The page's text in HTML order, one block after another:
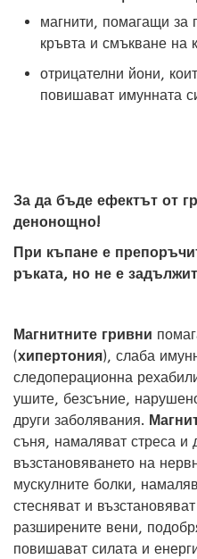
магнити, помагащи за
кръвта и смъкване на
отрицателни йони,
повишават имунната
За да бъде ефектът от
денонощно!
При къпане е
ръката, но не е
Магнитните гривни
(хипертония), слаба
следоперационна
ушите, безсъние,
други заболявания.
съня, намаляват стреса и
възстановяването на
мускулните болки,
стесняват и
разширените вени,
повишават силата и